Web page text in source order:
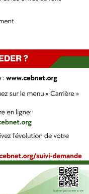
formation
techniciens
et vidéos